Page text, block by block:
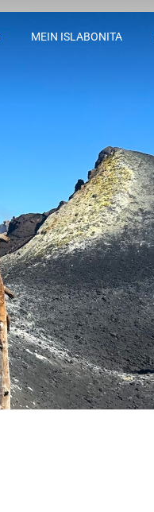
MEIN ISLABONITA